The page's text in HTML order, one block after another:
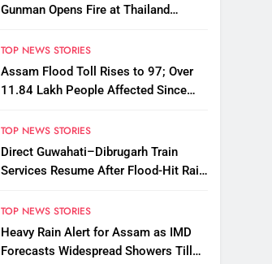
Gunman Opens Fire at Thailand
TOP NEWS STORIES
Assam Flood Toll Rises to 97; Over
11.84 Lakh People Affected Since
TOP NEWS STORIES
Direct Guwahati–Dibrugarh Train
Services Resume After Flood-Hit Rail
TOP NEWS STORIES
Heavy Rain Alert for Assam as IMD
Forecasts Widespread Showers Till